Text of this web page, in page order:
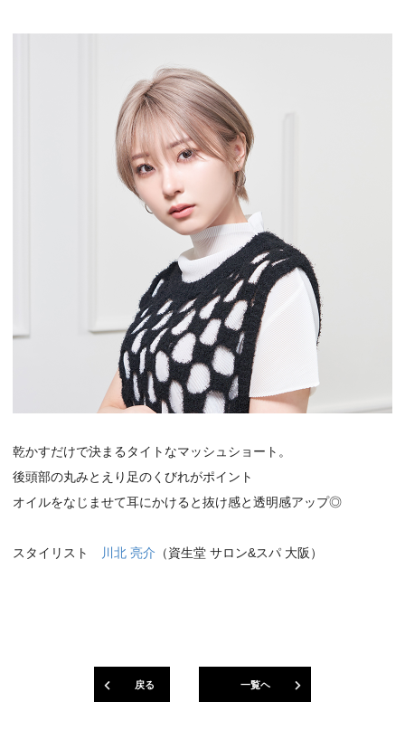
乾かすだけで決まるタイトなマッシュショート。
後頭部の丸みとえり足のくびれがポイント
オイルをなじませて耳にかけると抜け感と透明感アップ◎
スタイリスト 川北 亮介 （資生堂 サロン&スパ 大阪）
戻る 一覧ヘ